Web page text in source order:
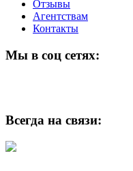
Отзывы
Агентствам
Контакты
Мы в соц сетях:
Всегда на связи: